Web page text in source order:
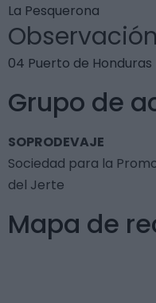
La Pesquerona
04 Puerto de Honduras
Grupo de
SOPRODEVAJE
Sociedad para la
del Jerte
Mapa de